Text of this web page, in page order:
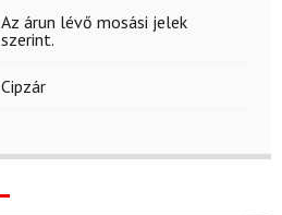
Az árun lévő mosási jelek
szerint.
Cipzár